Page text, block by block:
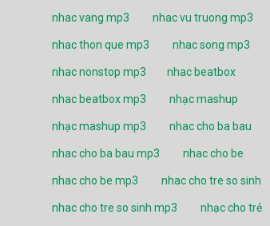
nhac vang mp3 nhac vu truong mp3
nhac thon que mp3 nhac song mp3
nhac nonstop mp3 nhac beatbox
nhac beatbox mp3 nhạc mashup
nhạc mashup mp3 nhac cho ba bau
nhac cho ba bau mp3 nhac cho be
nhac cho be mp3 nhac cho tre so sinh
nhac cho tre so sinh mp3 nhạc cho trẻ